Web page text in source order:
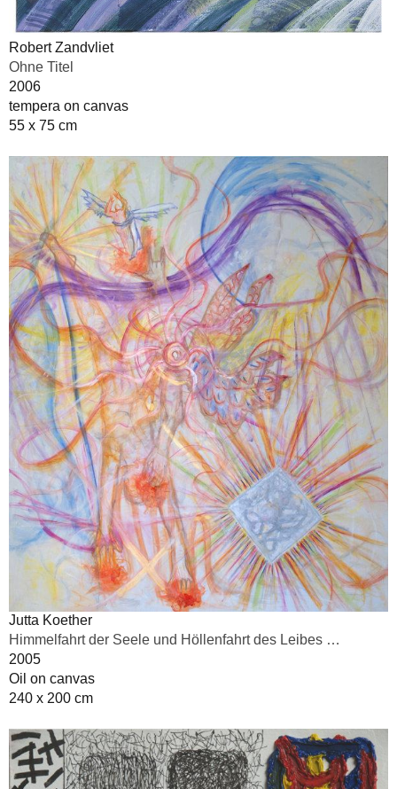
Robert Zandvliet
Ohne Titel
2006
tempera on canvas
55 x 75 cm
Jutta Koether
Himmelfahrt der Seele und Höllenfahrt des Leibes …
2005
Oil on canvas
240 x 200 cm